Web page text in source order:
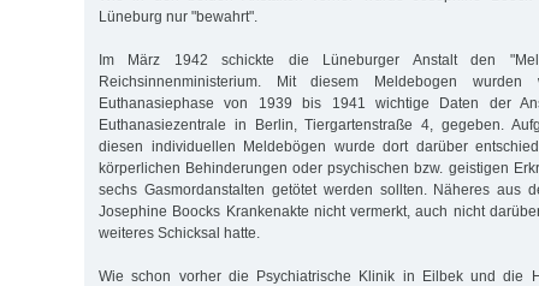
Lüneburg nur "bewahrt".
Im März 1942 schickte die Lüneburger Anstalt den
Reichsinnenministerium. Mit diesem Meldebogen
Euthanasiephase von 1939 bis 1941 wichtige Daten der
Euthanasiezentrale in Berlin, Tiergartenstraße 4, gegeben.
diesen individuellen Meldebögen wurde dort darüber
körperlichen Behinderungen oder psychischen bzw. geistigen
sechs Gasmordanstalten getötet werden sollten. Näheres aus
Josephine Boocks Krankenakte nicht vermerkt, auch nicht
weiteres Schicksal hatte.
Wie schon vorher die Psychiatrische Klinik in Eilbek und die